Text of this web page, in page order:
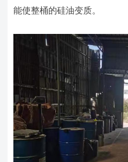
能使整桶的硅油变质。